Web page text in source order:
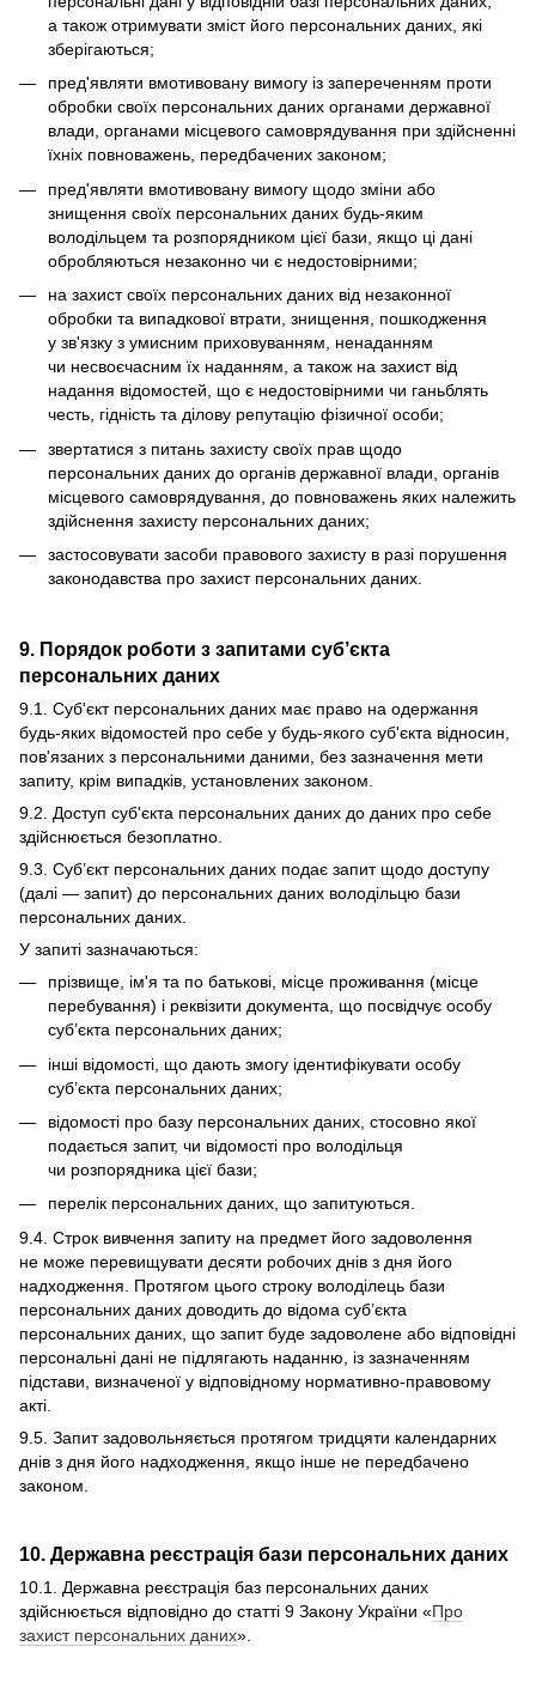
а також отримувати зміст його персональних даних, які
зберігаються;
пред'являти вмотивовану вимогу із запереченням проти
обробки своїх персональних даних органами державної
влади, органами місцевого самоврядування при здійсненні
їхніх повноважень, передбачених законом;
пред'являти вмотивовану вимогу щодо зміни або
знищення своїх персональних даних будь-яким
володільцем та розпорядником цієї бази, якщо ці дані
обробляються незаконно чи є недостовірними;
на захист своїх персональних даних від незаконної
обробки та випадкової втрати, знищення, пошкодження
у зв'язку з умисним приховуванням, ненаданням
чи несвоєчасним їх наданням, а також на захист від
надання відомостей, що є недостовірними чи ганьблять
честь, гідність та ділову репутацію фізичної особи;
звертатися з питань захисту своїх прав щодо
персональних даних до органів державної влади, органів
місцевого самоврядування, до повноважень яких належить
здійснення захисту персональних даних;
застосовувати засоби правового захисту в разі порушення
законодавства про захист персональних даних.
9. Порядок роботи з запитами суб’єкта
персональних даних
9.1. Суб'єкт персональних даних має право на одержання
будь-яких відомостей про себе у будь-якого суб'єкта відносин,
пов'язаних з персональними даними, без зазначення мети
запиту, крім випадків, установлених законом.
9.2. Доступ суб'єкта персональних даних до даних про себе
здійснюється безоплатно.
9.3. Суб’єкт персональних даних подає запит щодо доступу
(далі — запит) до персональних даних володільцю бази
персональних даних.
У запиті зазначаються:
прізвище, ім'я та по батькові, місце проживання (місце
перебування) і реквізити документа, що посвідчує особу
суб’єкта персональних даних;
інші відомості, що дають змогу ідентифікувати особу
суб’єкта персональних даних;
відомості про базу персональних даних, стосовно якої
подається запит, чи відомості про володільця
чи розпорядника цієї бази;
перелік персональних даних, що запитуються.
9.4. Строк вивчення запиту на предмет його задоволення
не може перевищувати десяти робочих днів з дня його
надходження. Протягом цього строку володілець бази
персональних даних доводить до відома суб’єкта
персональних даних, що запит буде задоволене або відповідні
персональні дані не підлягають наданню, із зазначенням
підстави, визначеної у відповідному нормативно-правовому
акті.
9.5. Запит задовольняється протягом тридцяти календарних
днів з дня його надходження, якщо інше не передбачено
законом.
10. Державна реєстрація бази персональних даних
10.1. Державна реєстрація баз персональних даних
здійснюється відповідно до статті 9 Закону України «Про
захист персональних даних».